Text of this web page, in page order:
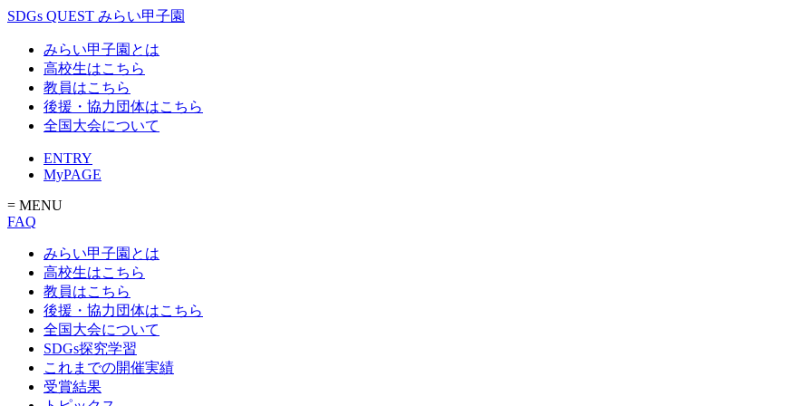
SDGs QUEST みらい甲子園
みらい甲子園とは
高校生はこちら
教員はこちら
後援・協力団体はこちら
全国大会について
ENTRY
MyPAGE
= MENU
FAQ
みらい甲子園とは
高校生はこちら
教員はこちら
後援・協力団体はこちら
全国大会について
SDGs探究学習
これまでの開催実績
受賞結果